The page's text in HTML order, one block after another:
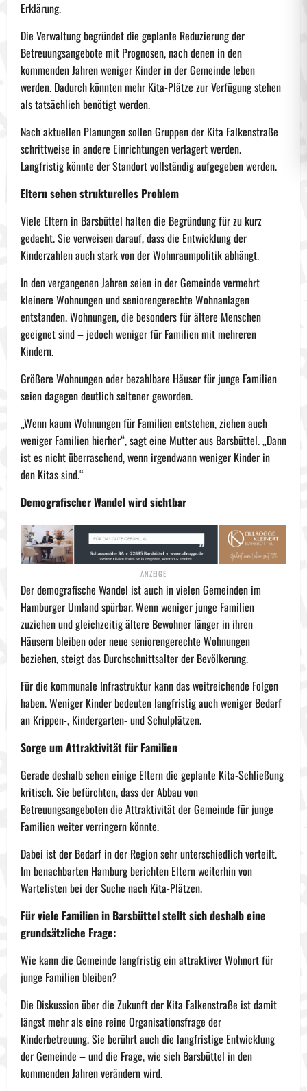
Erklärung.
Die Verwaltung begründet die geplante Reduzierung der
Betreuungsangebote mit Prognosen, nach denen in den
kommenden Jahren weniger Kinder in der Gemeinde leben
werden. Dadurch könnten mehr Kita-Plätze zur Verfügung stehen
als tatsächlich benötigt werden.
Nach aktuellen Planungen sollen Gruppen der Kita Falkenstraße
schrittweise in andere Einrichtungen verlagert werden.
Langfristig könnte der Standort vollständig aufgegeben werden.
Eltern sehen strukturelles Problem
Viele Eltern in Barsbüttel halten die Begründung für zu kurz
gedacht. Sie verweisen darauf, dass die Entwicklung der
Kinderzahlen auch stark von der Wohnraumpolitik abhängt.
In den vergangenen Jahren seien in der Gemeinde vermehrt
kleinere Wohnungen und seniorengerechte Wohnanlagen
entstanden. Wohnungen, die besonders für ältere Menschen
geeignet sind – jedoch weniger für Familien mit mehreren
Kindern.
Größere Wohnungen oder bezahlbare Häuser für junge Familien
seien dagegen deutlich seltener geworden.
„Wenn kaum Wohnungen für Familien entstehen, ziehen auch
weniger Familien hierher“, sagt eine Mutter aus Barsbüttel. „Dann
ist es nicht überraschend, wenn irgendwann weniger Kinder in
den Kitas sind.“
Demografischer Wandel wird sichtbar
Der demografische Wandel ist auch in vielen Gemeinden im
Hamburger Umland spürbar. Wenn weniger junge Familien
zuziehen und gleichzeitig ältere Bewohner länger in ihren
Häusern bleiben oder neue seniorengerechte Wohnungen
beziehen, steigt das Durchschnittsalter der Bevölkerung.
Für die kommunale Infrastruktur kann das weitreichende Folgen
haben. Weniger Kinder bedeuten langfristig auch weniger Bedarf
an Krippen-, Kindergarten- und Schulplätzen.
Sorge um Attraktivität für Familien
Gerade deshalb sehen einige Eltern die geplante Kita-Schließung
kritisch. Sie befürchten, dass der Abbau von
Betreuungsangeboten die Attraktivität der Gemeinde für junge
Familien weiter verringern könnte.
Dabei ist der Bedarf in der Region sehr unterschiedlich verteilt.
Im benachbarten Hamburg berichten Eltern weiterhin von
Wartelisten bei der Suche nach Kita-Plätzen.
Für viele Familien in Barsbüttel stellt sich deshalb eine
grundsätzliche Frage:
Wie kann die Gemeinde langfristig ein attraktiver Wohnort für
junge Familien bleiben?
Die Diskussion über die Zukunft der Kita Falkenstraße ist damit
längst mehr als eine reine Organisationsfrage der
Kinderbetreuung. Sie berührt auch die langfristige Entwicklung
der Gemeinde – und die Frage, wie sich Barsbüttel in den
kommenden Jahren verändern wird.